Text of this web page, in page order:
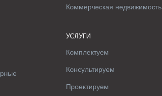
Коммерческая недвижимость
УСЛУГИ
Комплектуем
Консультируем
Проектируем